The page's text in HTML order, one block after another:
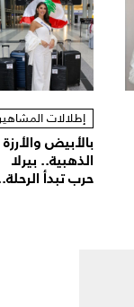
إطلالات
بالأبيض والأرزة
الذهبية.. بيرلا
حرب تبدأ